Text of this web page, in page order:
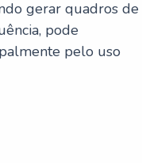
gerar quadros de
pode
pelo uso